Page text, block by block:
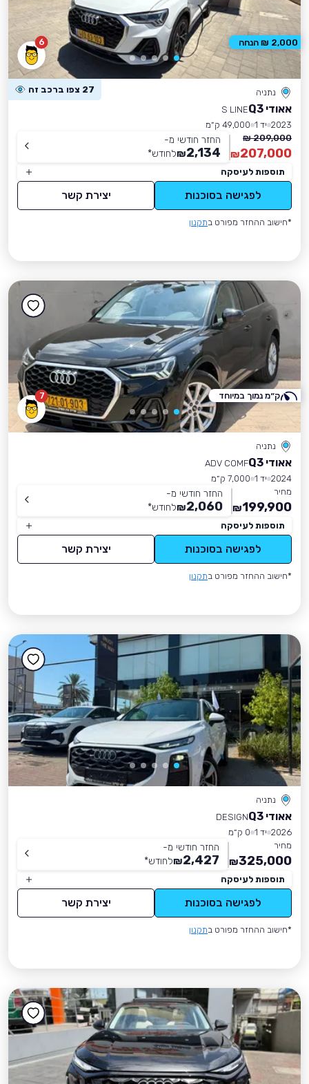
6
נתניה 27 צפו ברכב זה
אאודי Q3
S LINE
2023 יד 1
49,000 ק״מ
209,000 ₪
207,000
₪
החזר חודשי מ-
2,134
₪לחודש*
תוספות לעיסקה
לפגישה בסוכנות יצירת קשר
*חישוב ההחזר מפורט בתקנון
2,000 ₪ הנחה
7
נתניה
אאודי Q3
ADV COMF
2024 יד 1
7,000 ק״מ
מחיר
199,900
₪
החזר חודשי מ-
2,060
₪לחודש*
תוספות לעיסקה
לפגישה בסוכנות יצירת קשר
*חישוב ההחזר מפורט בתקנון
ק״מ נמוך במיוחד
נתניה
אאודי Q3
DESIGN
2026 יד 1
0 ק״מ
מחיר
325,000
₪
החזר חודשי מ-
2,427
₪לחודש*
תוספות לעיסקה
לפגישה בסוכנות יצירת קשר
*חישוב ההחזר מפורט בתקנון